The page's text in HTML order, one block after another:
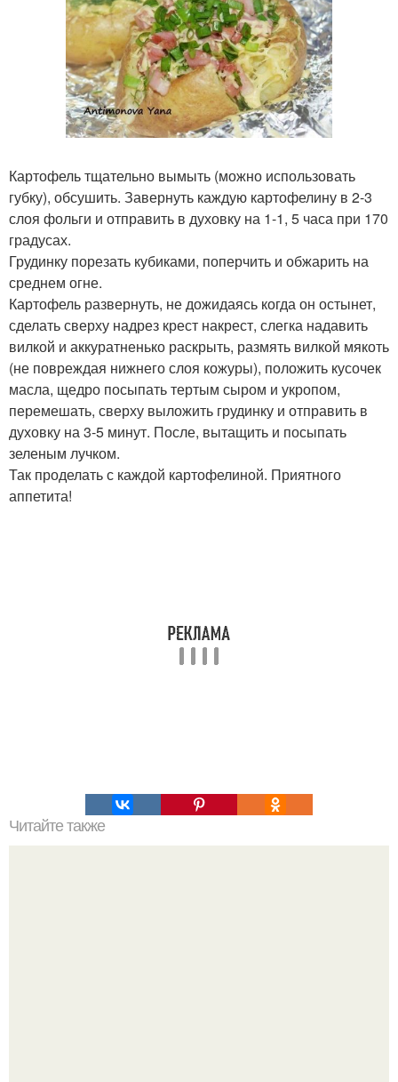
Картофель тщательно вымыть (можно использовать
губку), обсушить. Завернуть каждую картофелину в 2-3
слоя фольги и отправить в духовку на 1-1, 5 часа при 170
градусах.
Грудинку порезать кубиками, поперчить и обжарить на
среднем огне.
Картофель развернуть, не дожидаясь когда он остынет,
сделать сверху надрез крест накрест, слегка надавить
вилкой и аккуратненько раскрыть, размять вилкой мякоть
(не повреждая нижнего слоя кожуры), положить кусочек
масла, щедро посыпать тертым сыром и укропом,
перемешать, сверху выложить грудинку и отправить в
духовку на 3-5 минут. После, вытащить и посыпать
зеленым лучком.
Так проделать с каждой картофелиной. Приятного
аппетита!
Читайте также